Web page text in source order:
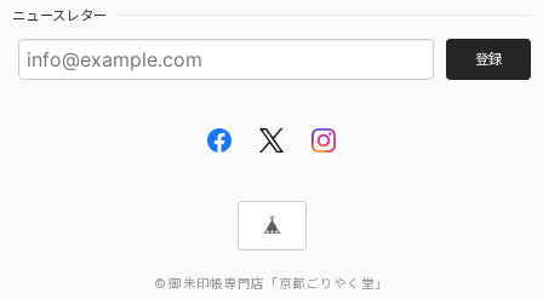
この度は当店をご利用いただきありがとうござ
います。 また機会がありましたらよろしくお願
いいたします。
ニュースレター
登録
© 御朱印帳専門店「京都ごりやく堂」